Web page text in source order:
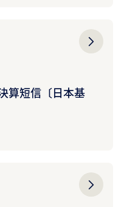
算短信〔日本基